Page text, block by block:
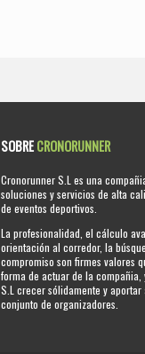
SOBRECRONORUNNER
Cronorunner S.L es una
soluciones y servicios de alta
de eventos deportivos.
La profesionalidad, el cálculo
orientación al corredor, la
compromiso son firmes valores
forma de actuar de la
S.L crecer sólidamente y
conjunto de organizadores.